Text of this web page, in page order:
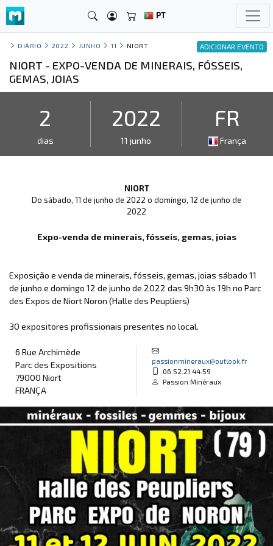
PT
ADICIONAR EVENTO
DIÁRIO 2022 JUNHO 11 NIORT
NIORT - EXPO-VENDA DE MINERAIS, FÓSSEIS,
GEMAS, JOIAS
2
dias
2022
11 junho
FR
França
NIORT
Do sábado, 11 de junho de 2022 o domingo, 12 de junho de
2022
Expo-venda de minerais, fósseis, gemas, joias
Exposição e venda de minerais, fósseis, gemas, joias sábado 11
de junho e domingo 12 de junho de 2022 das 9h30 às 19h no Parc
des Expos de Niort Noron (Halle des Peupliers)
30 expositores profissionais presentes no local.
6 Rue Archimède
Parc des Expositions
79000 Niort
FRANÇA
passionmineraux@outlook.fr
06.52.21.44.59
Passion Minéraux